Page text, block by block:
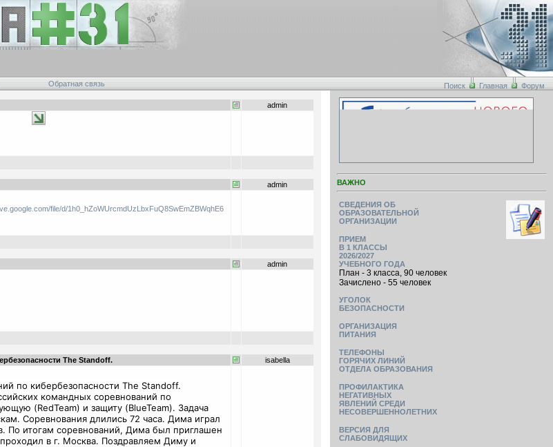
Обратная связь Поиск Главная Форум
admin
admin
file/d/1h0_hZoWUrcmdUzLbxFuQ8SwEmZBWqhE6
admin
The Standoff. isabella
по кибербезопасности The Standoff.
командных соревнований по
(RedTeam) и защиту (BlueTeam). Задача
Соревнования длились 72 часа. Дима играл
По итогам соревнований, Дима был приглашен
в г. Москва. Поздравляем Диму и
ВАЖНО
СВЕДЕНИЯ ОБ
ОБРАЗОВАТЕЛЬНОЙ
ОРГАНИЗАЦИИ
ПРИЕМ
В 1 КЛАССЫ
2026/2027
УЧЕБНОГО ГОДА
План - 3 класса, 90 человек
Зачислено - 55 человек
УГОЛОК
БЕЗОПАСНОСТИ
ОРГАНИЗАЦИЯ
ПИТАНИЯ
ТЕЛЕФОНЫ
ГОРЯЧИХ ЛИНИЙ
ОТДЕЛА ОБРАЗОВАНИЯ
ПРОФИЛАКТИКА
НЕГАТИВНЫХ
ЯВЛЕНИЙ СРЕДИ
НЕСОВЕРШЕННОЛЕТНИХ
ВЕРСИЯ ДЛЯ
СЛАБОВИДЯЩИХ